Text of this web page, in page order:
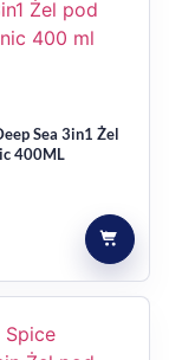
150 ml
50 ml
250 ml
funkcji
opcje
Sea 3in1 Żel
400ML